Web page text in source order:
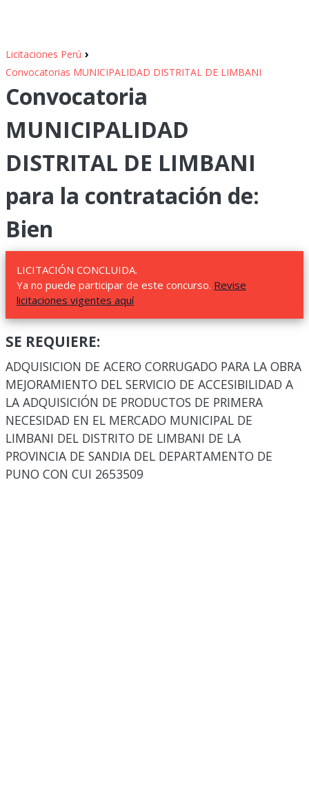
Licitaciones Perú ›
Convocatorias MUNICIPALIDAD DISTRITAL DE LIMBANI
Convocatoria
MUNICIPALIDAD
DISTRITAL DE LIMBANI
para la contratación de:
Bien
LICITACIÓN CONCLUIDA.
Ya no puede participar de este concurso. Revise
licitaciones vigentes aquí
SE REQUIERE:
ADQUISICION DE ACERO CORRUGADO PARA LA OBRA
MEJORAMIENTO DEL SERVICIO DE ACCESIBILIDAD A
LA ADQUISICIÓN DE PRODUCTOS DE PRIMERA
NECESIDAD EN EL MERCADO MUNICIPAL DE
LIMBANI DEL DISTRITO DE LIMBANI DE LA
PROVINCIA DE SANDIA DEL DEPARTAMENTO DE
PUNO CON CUI 2653509